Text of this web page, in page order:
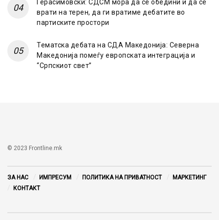
Герасимовски: СДСМ мора да се обедини и да се
врати на терен, да ги вратиме дебатите во
партиските простори
Тематска дебата на СДА Македонија: Северна
Македонија помеѓу европската интеграција и
“Српскиот свет”
© 2023 Frontline.mk
ЗА НАС ИМПРЕСУМ ПОЛИТИКА НА ПРИВАТНОСТ
МАРКЕТИНГ
КОНТАКТ